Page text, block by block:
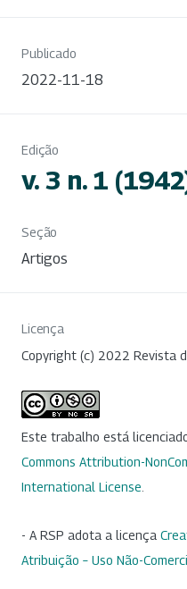
Publicado
2022-11-18
Edição
v. 3 n. 1
Seção
Artigos
Licença
Copyright (c) 2022 Revista
Este trabalho está
Commons Attribution-
International License
- A RSP adota a licença
Atribuição – Uso Não-